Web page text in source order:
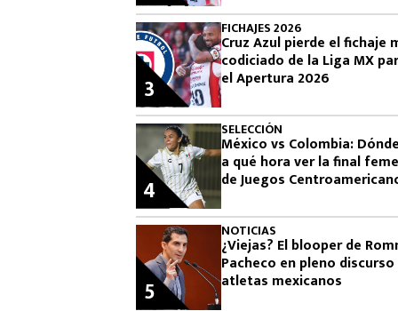
FICHAJES 2026
Cruz Azul pierde el fichaje
codiciado de la Liga MX
el Apertura 2026
3
SELECCIÓN
México vs Colombia:
a qué hora ver la final
de Juegos
4
NOTICIAS
¿Viejas? El blooper de
Pacheco en pleno discurso
atletas mexicanos
5